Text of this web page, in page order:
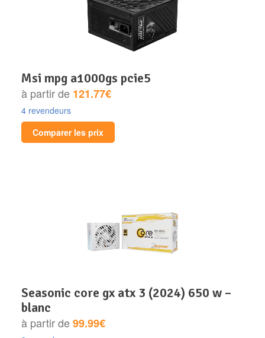
msi mpg a1000gs pcie5
à partir de 121.77€
4 revendeurs
Comparer les prix
seasonic core gx atx 3 (2024) 650 w –
blanc
à partir de99.99€